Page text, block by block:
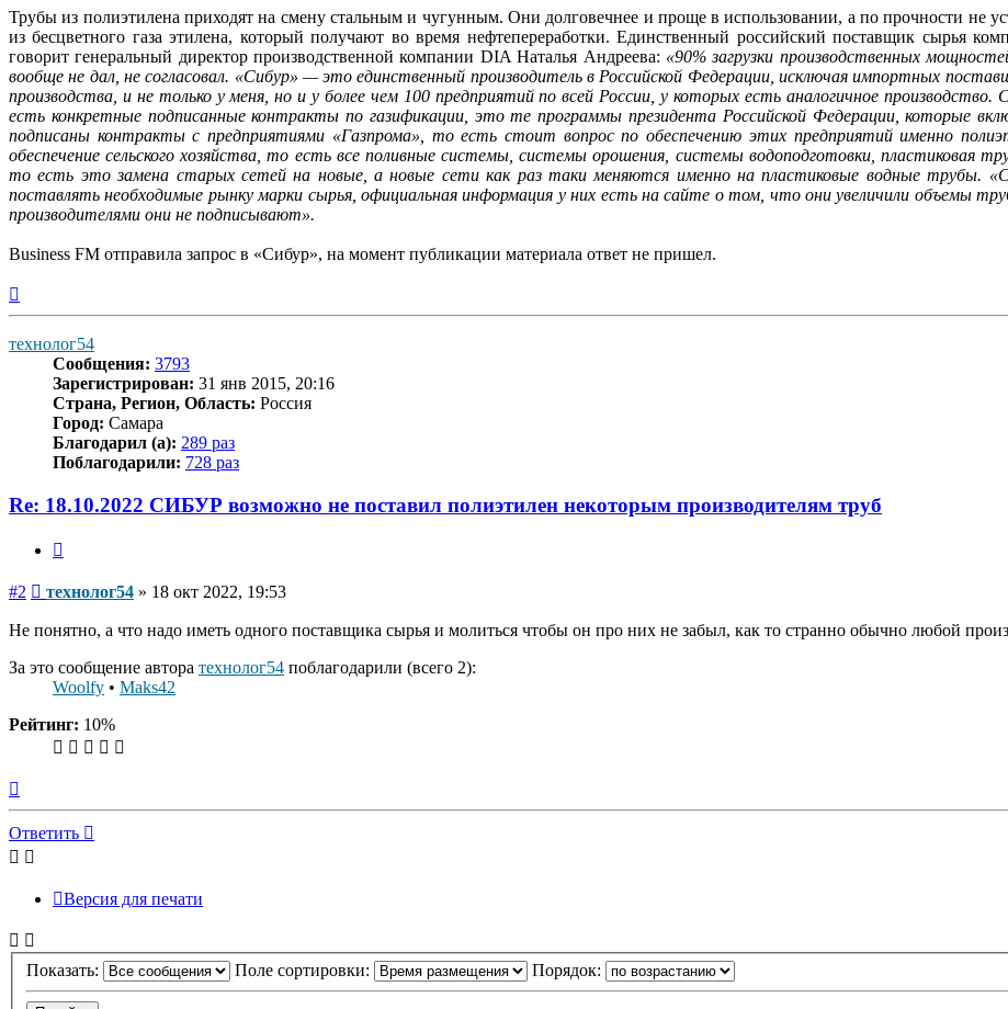
Трубы из полиэтилена приходят на смену стальным и чугунным. Они долговечнее и проще в использовании, а по прочности не
из бесцветного газа этилена, который получают во время нефтепереработки. Единственный российский поставщик сырья
говорит генеральный директор производственной компании DIA Наталья Андреева: «90% загрузки производственных
вообще не дал, не согласовал. «Сибур» — это единственный производитель в Российской Федерации, исключая импортных
производства, и не только у меня, но и у более чем 100 предприятий по всей России, у которых есть аналогичное
есть конкретные подписанные контракты по газификации, это те программы президента Российской Федерации, которые
подписаны контракты с предприятиями «Газпрома», то есть стоит вопрос по обеспечению этих предприятий именно
обеспечение сельского хозяйства, то есть все поливные системы, системы орошения, системы водоподготовки,
то есть это замена старых сетей на новые, а новые сети как раз таки меняются именно на пластиковые водные трубы.
поставлять необходимые рынку марки сырья, официальная информация у них есть на сайте о том, что они увеличили объемы
производителями они не подписывают».
Business FM отправила запрос в «Сибур», на момент публикации материала ответ не пришел.
технолог54
Сообщения: 3793
Зарегистрирован: 31 янв 2015, 20:16
Страна, Регион, Область: Россия
Город: Самара
Благодарил (а): 289 раз
Поблагодарили: 728 раз
Re: 18.10.2022 СИБУР возможно не поставил полиэтилен некоторым производителям труб
#2 Сообщение
технолог54 » 18 окт 2022, 19:53
Не понятно, а что надо иметь одного поставщика сырья и молиться чтобы он про них не забыл, как то странно обычно любой
За это сообщение автора технолог54 поблагодарили (всего 2):
Woolfy • Maks42
Рейтинг: 10%
началу
Ответить
Версия для печати
Показать: Поле сортировки: Порядок: